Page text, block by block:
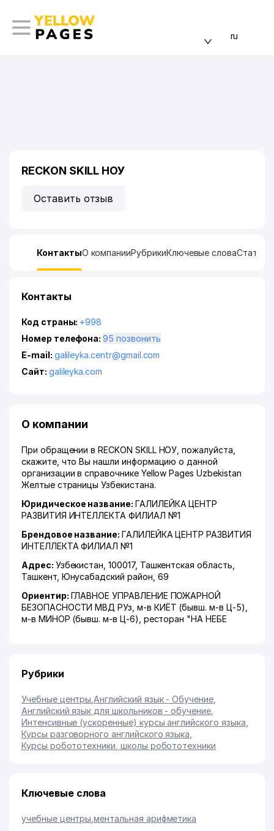
ru
RECKON SKILL НОУ
Оставить отзыв
КонтактыО компанииРубрикиКлючевые слова
Контакты
Код страны: +998
Номер телефона:
95 позвонить
E-mail: galileyka.centr@gmail.com
Сайт: galileyka.com
О компании
При обращении в RECKON SKILL НОУ, пожалуйста,
скажите, что Вы нашли информацию о данной
организации в справочнике Yellow Pages Uzbekistan
Желтые страницы Узбекистана.
Юридическое название: ГАЛИЛЕЙКА ЦЕНТР
РАЗВИТИЯ ИНТЕЛЛЕКТА ФИЛИАЛ №1
Брендовое название: ГАЛИЛЕЙКА ЦЕНТР РАЗВИТИЯ
ИНТЕЛЛЕКТА ФИЛИАЛ №1
Адрес: Узбекистан, 100017, Ташкентская область
Ташкент, Юнусабадский район , 69
Ориентир: ГЛАВНОЕ УПРАВЛЕНИЕ ПОЖАРНОЙ
БЕЗОПАСНОСТИ МВД РУз, м-в КИЁТ (бывш. м-в Ц-5),
м-в МИНОР (бывш. м-в Ц-6), ресторан "НА НЕБЕ
Рубрики
Учебные центры Английский язык - Обучение,
Английский язык для школьников - обучение,
Интенсивные (ускоренные) курсы английского языка
Курсы разговорного английского языка
Курсы робототехники, школы робототехники
Ключевые слова
учебные центры ,ментальная арифметика